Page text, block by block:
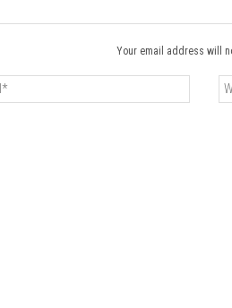
Your email address will